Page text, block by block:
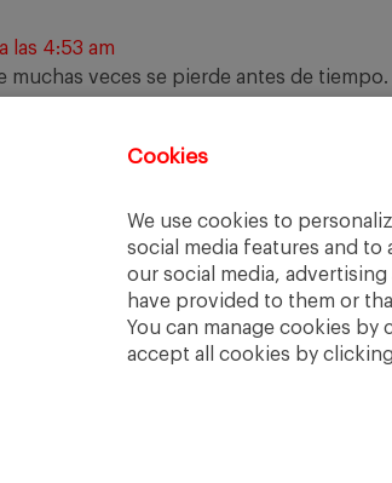
Cookies
We use cookies to
social media features and
our social media,
have provided to them or
You can manage cookies
accept all cookies by
las 4:53 am
muchas veces se pierde antes de